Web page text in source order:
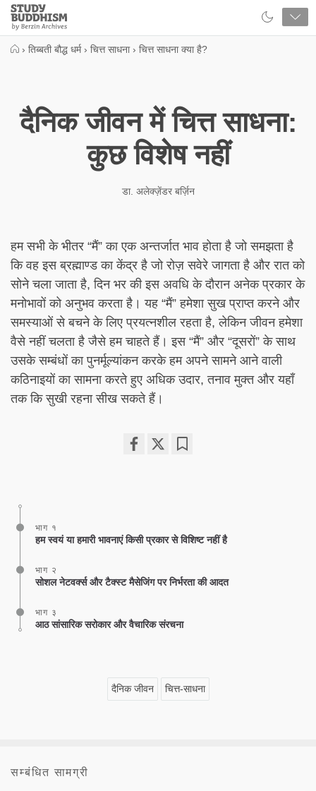
Close
Study
Buddhism
› तिब्बती बौद्ध धर्म › चित्त साधना › चित्त साधना क्या है?
दैनिक जीवन में चित्त साधना:
कुछ विशेष नहीं
डा. अलेक्ज़ेंडर बर्ज़िन
हम सभी के भीतर “मैं” का एक अन्तर्जात भाव होता है जो समझता है
कि वह इस ब्रह्माण्ड का केंद्र है जो रोज़ सवेरे जागता है और रात को
सोने चला जाता है, दिन भर की इस अवधि के दौरान अनेक प्रकार के
मनोभावों को अनुभव करता है। यह “मैं” हमेशा सुख प्राप्त करने और
समस्याओं से बचने के लिए प्रयत्नशील रहता है, लेकिन जीवन हमेशा
वैसे नहीं चलता है जैसे हम चाहते हैं। इस “मैं” और “दूसरों” के साथ
उसके सम्बंधों का पुनर्मूल्यांकन करके हम अपने सामने आने वाली
कठिनाइयों का सामना करते हुए अधिक उदार, तनाव मुक्त और यहाँ
तक कि सुखी रहना सीख सकते हैं।
भाग १
हम स्वयं या हमारी भावनाएं किसी प्रकार से विशिष्ट नहीं है
भाग २
सोशल नेटवर्क्स और टैक्स्ट मैसेजिंग पर निर्भरता की आदत
भाग ३
आठ सांसारिक सरोकार और वैचारिक संरचना
दैनिक जीवन चित्त-साधना
सम्बंधित सामग्री